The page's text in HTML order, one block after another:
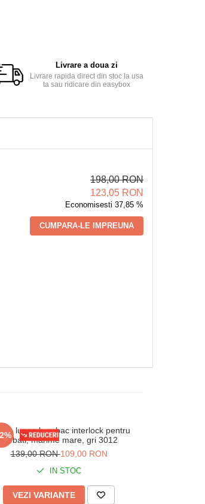
Livrare a doua zi
Livrare rapida direct din stoc la usa
ta sau ridicare din easybox
198,00 RON
123,05 RON
Economisesti 37,85 %
CUMPARA-LE IMPREUNA
lunga bumbac interlock pentru
barbati, marime mare, gri 3012
139,00 RON109,00 RON
IN STOC
VEZI VARIANTE